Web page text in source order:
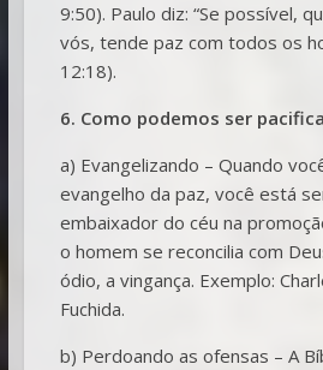
9:50). Paulo diz: “Se possível,
vós, tende paz com todos os
12:18).
6. Como podemos ser
a) Evangelizando – Quando
evangelho da paz, você está
embaixador do céu na
o homem se reconcilia com
ódio, a vingança. Exemplo:
Fuchida.
b) Perdoando as ofensas – A